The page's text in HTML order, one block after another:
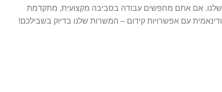
שלנו. אם אתם מחפשים עבודה בסביבה מקצועית, מתקדמת
ודינאמית עם אפשרויות קידום – המשרות שלנו בדיוק בשבילכם!